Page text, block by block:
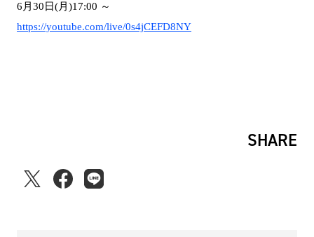
6月30日(月)17:00 ～
https://youtube.com/live/0s4jCEFD8NY
SHARE